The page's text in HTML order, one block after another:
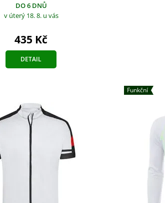
DO 6 DNŮ
v úterý 18. 8. u vás
435 Kč
DETAIL
Funkční